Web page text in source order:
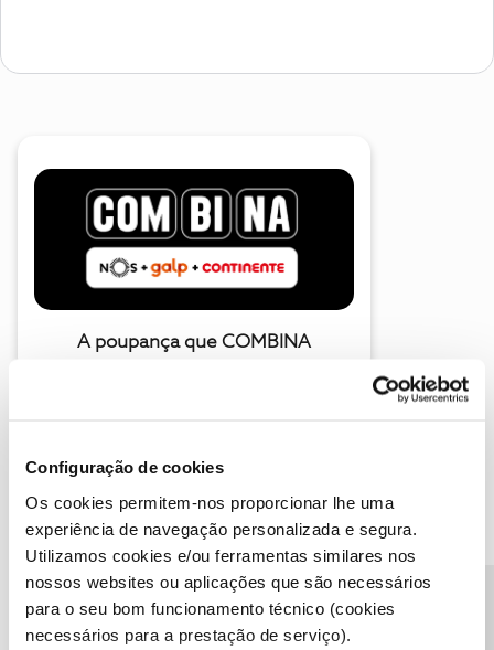
Configuração de cookies
Os cookies permitem-nos proporcionar lhe uma
experiência de navegação personalizada e segura.
Utilizamos cookies e/ou ferramentas similares nos
nossos websites ou aplicações que são necessários
para o seu bom funcionamento técnico (cookies
necessários para a prestação de serviço).
A poupança que COMBINA
Descubra as novidades de junho